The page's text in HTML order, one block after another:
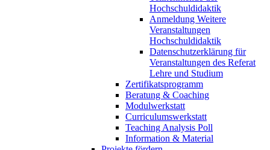
Hochschuldidaktik
Anmeldung Weitere
Veranstaltungen
Hochschuldidaktik
Datenschutzerklärung für
Veranstaltungen des Referat
Lehre und Studium
Zertifikatsprogramm
Beratung & Coaching
Modulwerkstatt
Curriculumswerkstatt
Teaching Analysis Poll
Information & Material